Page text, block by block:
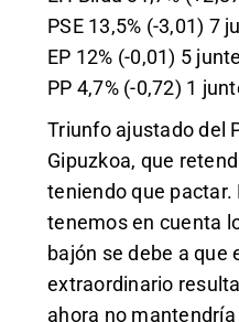
PSE 13,5% (-3,01) 7
EP 12% (-0,01) 5
PP 4,7% (-0,72) 1
Triunfo ajustado del
Gipuzkoa, que
teniendo que pactar.
tenemos en cuenta
bajón se debe a que
extraordinario
ahora no